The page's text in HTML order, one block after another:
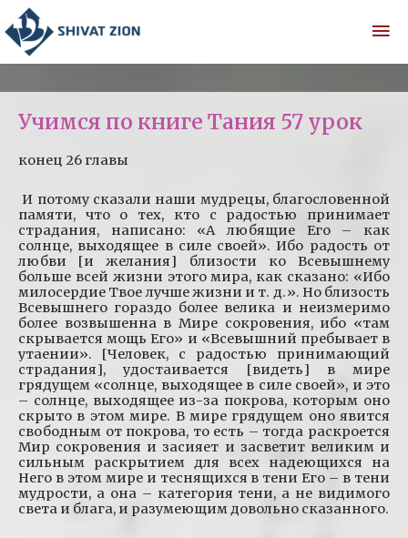
Учимся по книге Тания 57 урок
конец 26 главы
И потому сказали наши мудрецы, благословенной
памяти, что о тех, кто с радостью принимает
страдания, написано: «А любящие Его – как
солнце, выходящее в силе своей». Ибо радость от
любви [и желания] близости ко Всевышнему
больше всей жизни этого мира, как сказано: «Ибо
милосердие Твое лучше жизни и т. д.». Но близость
Всевышнего гораздо более велика и неизмеримо
более возвышенна в Мире сокровения, ибо «там
скрывается мощь Его» и «Всевышний пребывает в
утаении». [Человек, с радостью принимающий
страдания], удостаивается [видеть] в мире
грядущем «солнце, выходящее в силе своей», и это
– солнце, выходящее из-за покрова, которым оно
скрыто в этом мире. В мире грядущем оно явится
свободным от покрова, то есть – тогда раскроется
Мир сокровения и засияет и засветит великим и
сильным раскрытием для всех надеющихся на
Него в этом мире и теснящихся в тени Его – в тени
мудрости, а она – категория тени, а не видимого
света и блага, и разумеющим довольно сказанного.